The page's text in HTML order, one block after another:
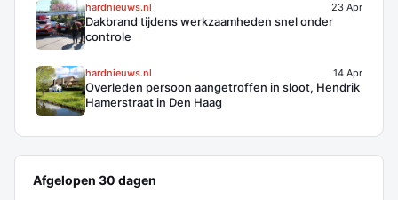
hardnieuws.nl 23 Apr
Dakbrand tijdens werkzaamheden snel onder
controle
hardnieuws.nl 14 Apr
Overleden persoon aangetroffen in sloot, Hendrik
Hamerstraat in Den Haag
Afgelopen 30 dagen